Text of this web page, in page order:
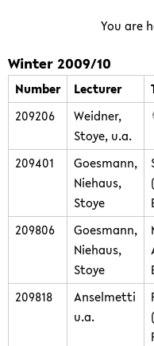
You are
Winter 2009/10
Number Lecturer
209206
Weidner,
Stoye, u.a.
209401
Goesmann,
Niehaus,
Stoye
209806
Goesmann,
Niehaus,
Stoye
209818
Anselmetti
u.a.